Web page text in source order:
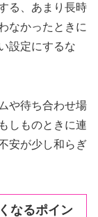
る、あまり長時
なかったときに
設定にするな
や待ち合わせ場
しものときに連
安が少し和らぎ
なるポイン